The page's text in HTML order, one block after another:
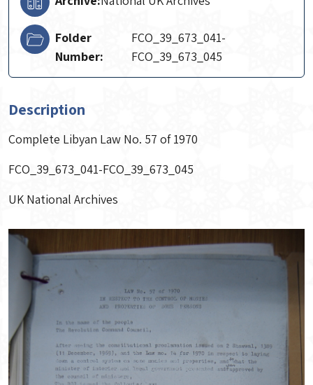
Folder
Number:
FCO_39_673_041-
FCO_39_673_045
Description
Complete Libyan Law No. 57 of 1970
FCO_39_673_041-FCO_39_673_045
UK National Archives